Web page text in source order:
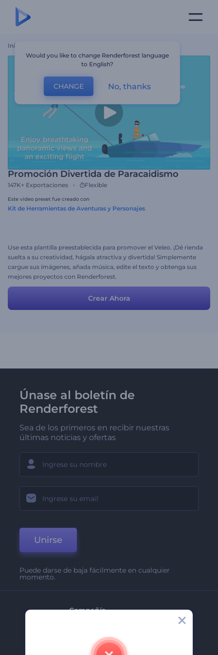
Inicio
Promoción Divertida de Paracaidismo
147K+ Exportaciones Flexible
Este video preset fue creado con
Kit de Herramientas de Aventuras y Personajes
Use esta plantilla preestablecida para promover el Veleo. ¡Dé rienda
suelta a su creatividad, hágala atractiva y divertida! Simplemente
cargue sus imágenes, añada música, edite el texto y obtenga sus
mejores proyectos con Renderforest.
Crear Ahora
Únase al boletín de
Renderforest
Sea de los primeros en recibir nuestras
últimas noticias y ofertas
Unirse
Puede darse de baja fácilmente en cualquier
momento.
Compañía
Contáctenos
Would you like to change Renderforest language
to English?
CHANGE No, thanks